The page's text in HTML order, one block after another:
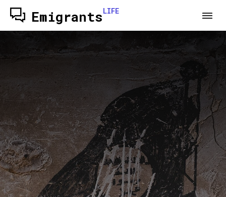
EmigrantsLIFE